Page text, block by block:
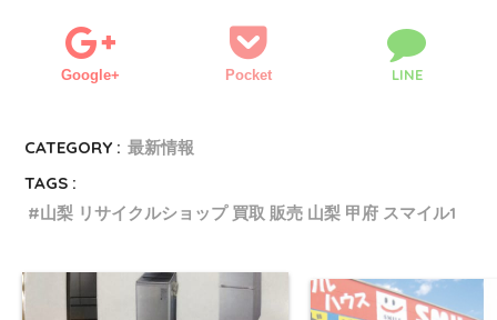
Google+ Pocket LINE
CATEGORY : 最新情報
TAGS :
山梨 リサイクルショップ 買取 販売 山梨 甲府 スマイル1